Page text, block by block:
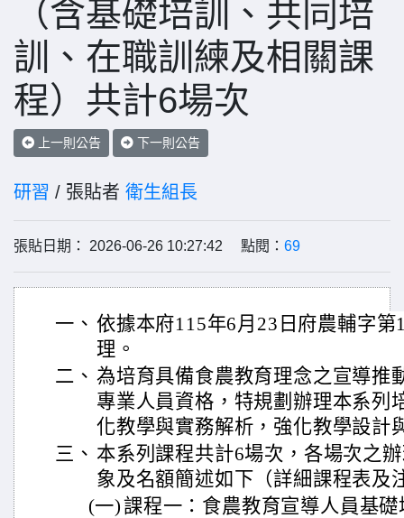
（含基礎培訓、共同培
訓、在職訓練及相關課
程）共計6場次
上一則公告 下一則公告
研習 / 張貼者 衛生組長
張貼日期： 2026-06-26 10:27:42 點閱： 69
一、 依據本府115年6月23日府農輔字第
理。
二、 為培育具備食農教育理念之宣導推
專業人員資格，特規劃辦理本系列
化教學與實務解析，強化教學設計
三、 本系列課程共計6場次，各場次之
象及名額簡述如下（詳細課程表及
(一)課程一：食農教育宣導人員基